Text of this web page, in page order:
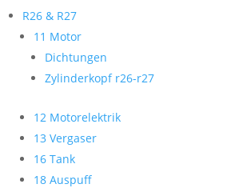
R26 & R27
11 Motor
Dichtungen
Zylinderkopf r26-r27
12 Motorelektrik
13 Vergaser
16 Tank
18 Auspuff